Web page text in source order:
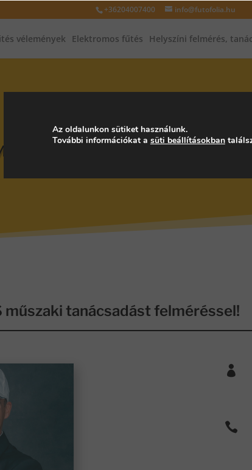
+36204007400 info@futofolia.hu
vélemények Elektromos fűtés Helyszíni felmérés,
INFRAFŰTÉS,
műszaki tanácsadást felméréssel!


Az oldalunkon sütiket használunk.
További információkat a süti beállításokban